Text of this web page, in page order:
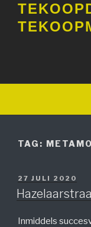
TAG:
GEPLAATST
OP
27 JULI 2020
Inmiddels